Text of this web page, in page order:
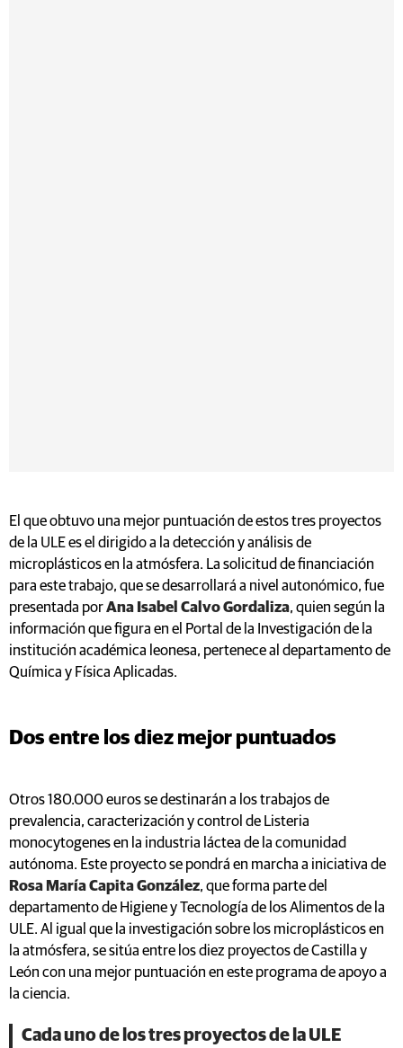
El que obtuvo una mejor puntuación de estos tres proyectos
de la ULE es el dirigido a la detección y análisis de
microplásticos en la atmósfera. La solicitud de financiación
para este trabajo, que se desarrollará a nivel autonómico, fue
presentada porAna Isabel Calvo Gordaliza, quien según la
información que figura en el Portal de la Investigación de la
institución académica leonesa, pertenece al departamento de
Química y Física Aplicadas.
Dos entre los diez mejor puntuados
Otros 180.000 euros se destinarán a los trabajos de
prevalencia, caracterización y control de Listeria
monocytogenes en la industria láctea de la comunidad
autónoma. Este proyecto se pondrá en marcha a iniciativa de
Rosa María Capita González, que forma parte del
departamento de Higiene y Tecnología de los Alimentos de la
ULE. Al igual que la investigación sobre los microplásticos en
la atmósfera, se sitúa entre los diez proyectos de Castilla y
León con una mejor puntuación en este programa de apoyo a
la ciencia.
Cada uno de los tres proyectos de la ULE